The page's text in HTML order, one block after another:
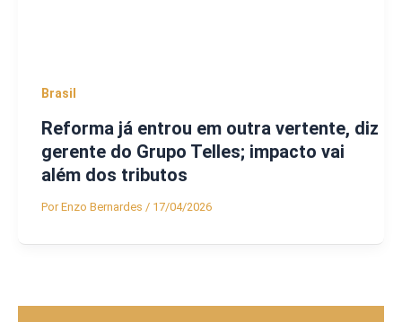
Brasil
Reforma já entrou em outra vertente, diz
gerente do Grupo Telles; impacto vai
além dos tributos
PorEnzo Bernardes / 17/04/2026